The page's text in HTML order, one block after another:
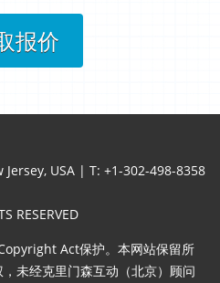
报价
USA | T: +1-302-498-8358
RESERVED
Act保护。本网站保留所
未经克里门森互动（北京）顾问